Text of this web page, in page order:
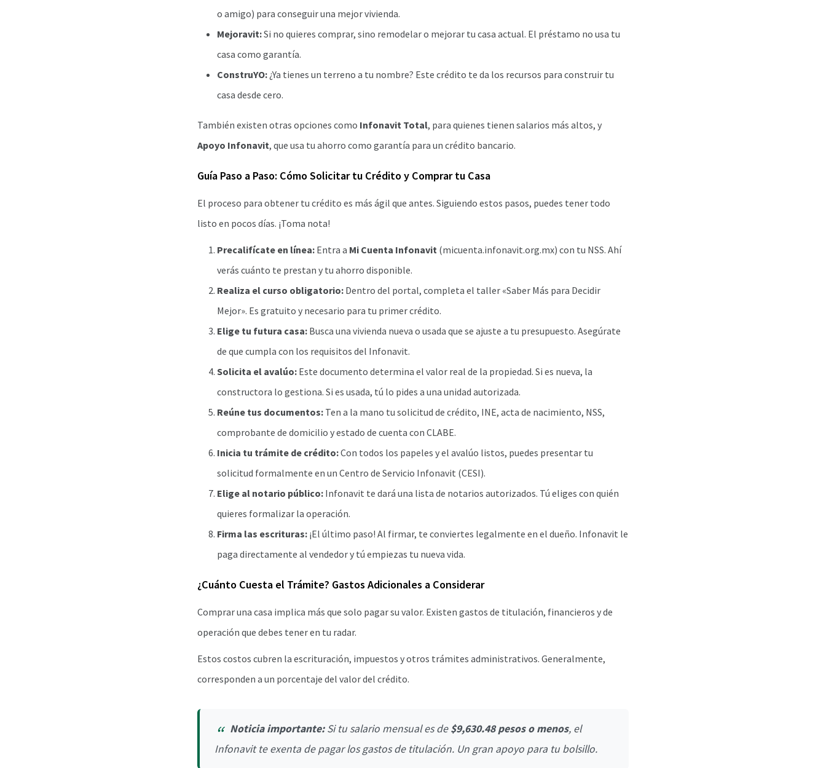
o amigo) para conseguir una mejor vivienda.
Mejoravit:Si no quieres comprar, sino remodelar o mejorar tu casa actual. El préstamo no usa tu
casa como garantía.
ConstruYO: ¿Ya tienes un terreno a tu nombre? Este crédito te da los recursos para construir tu
casa desde cero.
También existen otras opciones como Infonavit Total, para quienes tienen salarios más altos, y
Apoyo Infonavit, que usa tu ahorro como garantía para un crédito bancario.
Guía Paso a Paso: Cómo Solicitar tu Crédito y Comprar tu Casa
El proceso para obtener tu crédito es más ágil que antes. Siguiendo estos pasos, puedes tener todo
listo en pocos días. ¡Toma nota!
Precalifícate en línea: Entra a Mi Cuenta Infonavit (micuenta.infonavit.org.mx) con tu NSS. Ahí
verás cuánto te prestan y tu ahorro disponible.
Realiza el curso obligatorio: Dentro del portal, completa el taller «Saber Más para Decidir
Mejor». Es gratuito y necesario para tu primer crédito.
Elige tu futura casa: Busca una vivienda nueva o usada que se ajuste a tu presupuesto. Asegúrate
de que cumpla con los requisitos del Infonavit.
Solicita el avalúo: Este documento determina el valor real de la propiedad. Si es nueva, la
constructora lo gestiona. Si es usada, tú lo pides a una unidad autorizada.
Reúne tus documentos: Ten a la mano tu solicitud de crédito, INE, acta de nacimiento, NSS,
comprobante de domicilio y estado de cuenta con CLABE.
Inicia tu trámite de crédito:Con todos los papeles y el avalúo listos, puedes presentar tu
solicitud formalmente en un Centro de Servicio Infonavit (CESI).
Elige al notario público: Infonavit te dará una lista de notarios autorizados. Tú eliges con quién
quieres formalizar la operación.
Firma las escrituras: ¡El último paso! Al firmar, te conviertes legalmente en el dueño. Infonavit le
paga directamente al vendedor y tú empiezas tu nueva vida.
¿Cuánto Cuesta el Trámite? Gastos Adicionales a Considerar
Comprar una casa implica más que solo pagar su valor. Existen gastos de titulación, financieros y de
operación que debes tener en tu radar.
Estos costos cubren la escrituración, impuestos y otros trámites administrativos. Generalmente,
corresponden a un porcentaje del valor del crédito.
Noticia importante:Si tu salario mensual es de$9,630.48 pesos o menos, el
Infonavit te exenta de pagar los gastos de titulación. Un gran apoyo para tu bolsillo.